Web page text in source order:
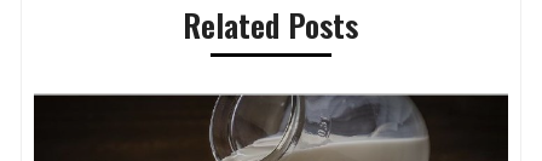
Related Posts